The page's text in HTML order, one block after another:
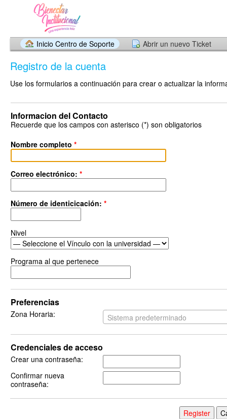
Inicio Centro de Soporte Abrir un nuevo Ticket
Registro de la cuenta
Use los formularios a continuación para crear o actualizar la
Informacion del Contacto
Recuerde que los campos con asterisco (*) son obligatorios
Nombre completo *
Correo electrónico: *
Número de identicicación: *
Nivel
Programa al que pertenece
Preferencias
Zona Horaria: Sistema predeterminado
Credenciales de acceso
Crear una contraseña:
Confirmar nueva
contraseña: